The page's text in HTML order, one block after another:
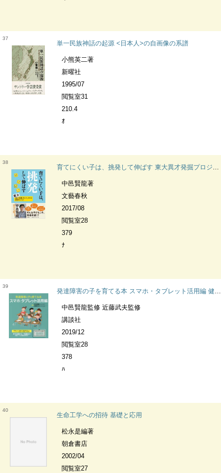
37
単一民族神話の起源 <日本人>の自画像の系譜
小熊英二著
新曜社
1995/07
閲覧室31
210.4
ｵ
38
育てにくい子は、挑発して伸ばす 東大異才発掘プロジェクトの教育メソッド
中邑賢龍著
文藝春秋
2017/08
閲覧室28
379
ﾅ
39
発達障害の子を育てる本 スマホ・タブレット活用編 健康ライブラリー スペシャル
中邑賢龍監修 近藤武夫監修
講談社
2019/12
閲覧室28
378
ﾊ
40
生命工学への招待 基礎と応用
松永是編著
朝倉書店
2002/04
閲覧室27